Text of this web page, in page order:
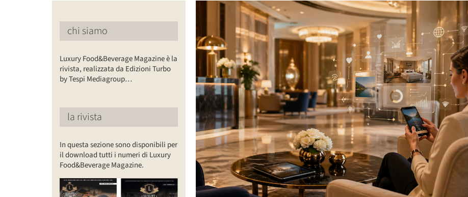
Ingrandisci
chi siamo
Luxury Food&Beverage Magazine è la
rivista, realizzata da Edizioni Turbo
by Tespi Mediagroup…
la rivista
In questa sezione sono disponibili per
il download tutti i numeri di Luxury
Food&Beverage Magazine.